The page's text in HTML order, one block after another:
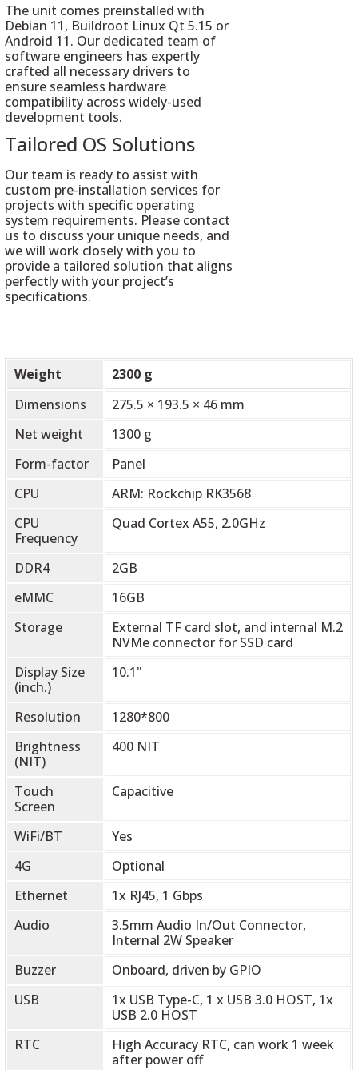
The unit comes preinstalled with
Debian 11, Buildroot Linux Qt 5.15 or
Android 11. Our dedicated team of
software engineers has expertly
crafted all necessary drivers to
ensure seamless hardware
compatibility across widely-used
development tools.
Tailored OS Solutions
Our team is ready to assist with
custom pre-installation services for
projects with specific operating
system requirements. Please contact
us to discuss your unique needs, and
we will work closely with you to
provide a tailored solution that aligns
perfectly with your project’s
specifications.
Weight
2300 g
Dimensions
275.5 × 193.5 × 46 mm
Net weight
1300 g
Form-factor
Panel
CPU
ARM: Rockchip RK3568
CPU
Frequency
Quad Cortex A55, 2.0GHz
DDR4
2GB
eMMC
16GB
Storage
External TF card slot, and internal M.2
NVMe connector for SSD card
Display Size
(inch.)
10.1"
Resolution
1280*800
Brightness
(NIT)
400 NIT
Touch
Screen
Capacitive
WiFi/BT
Yes
4G
Optional
Ethernet
1x RJ45, 1 Gbps
Audio
3.5mm Audio In/Out Connector,
Internal 2W Speaker
Buzzer
Onboard, driven by GPIO
USB
1x USB Type-C, 1 x USB 3.0 HOST, 1x
USB 2.0 HOST
RTC
High Accuracy RTC, can work 1 week
after power off